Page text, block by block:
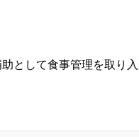
として食事管理を取り入